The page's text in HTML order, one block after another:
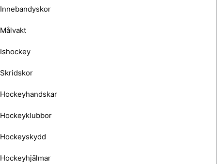
Innebandyskor
Målvakt
Ishockey
Skridskor
Hockeyhandskar
Hockeyklubbor
Hockeyskydd
Hockeyhjälmar